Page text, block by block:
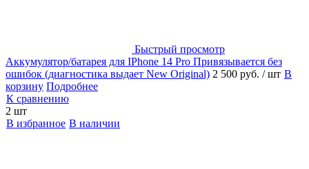
Быстрый просмотр
Аккумулятор/батарея для IPhone 14 Pro Привязывается без
ошибок (диагностика выдает New Original) 2 500 руб. / шт В
корзину Подробнее
К сравнению
2 шт
В избранное В наличии